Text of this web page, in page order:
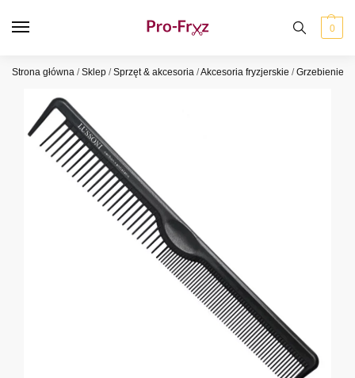
0
Strona główna /Sklep /Sprzęt & akcesoria /Akcesoria fryzjerskie /Grzebienie